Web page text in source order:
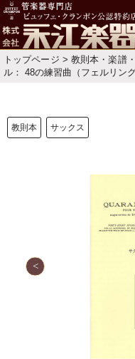
トップページ > 教則本・楽譜
ル： 48の練習曲（フェルリン
教則本 サックス
ご利用ガイド